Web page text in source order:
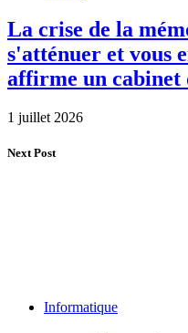
La crise de la
s'atténuer et vous
affirme un cabinet
1 juillet 2026
Next Post
Informatique